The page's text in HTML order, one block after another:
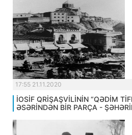
17:55 21.11.2020
İOSİF QRİŞAŞVİLİNİN “QƏDİM
ƏSƏRİNDƏN BİR PARÇA -